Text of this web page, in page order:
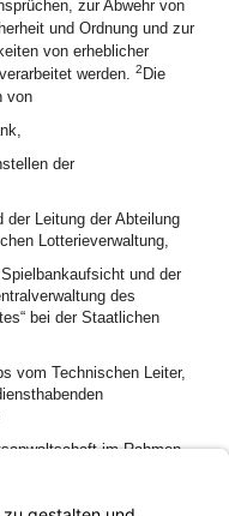
zur Abwehr von
und Ordnung und zur
von erheblicher
werden. 2 Die
von
der
Leitung der Abteilung
Lotterieverwaltung,
und der
des
bei der Staatlichen
vom Technischen Leiter,
im Rahmen